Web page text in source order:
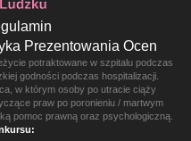
Prezentowania Ocen
potraktowane w szpitalu podczas
godności podczas hospitalizacji.
w którym osoby po utracie ciąży
praw po poronieniu / martwym
pomoc prawną oraz psychologiczną.